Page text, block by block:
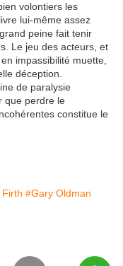
volontiers les
lui-même assez
peine fait tenir
Le jeu des acteurs, et
impassibilité muette,
déception.
de paralysie
que perdre le
constitue le
#Gary Oldman